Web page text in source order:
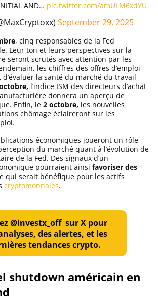
AND… pic.twitter.com/amULM6xdYU
September 29, 2025
, cinq responsables de la Fed
Leur ton et leurs perspectives sur la
seront scrutés avec attention par les
les chiffres des offres d’emploi
d’évaluer la santé du marché du travail
l’indice ISM des directeurs d’achat
donnera un aperçu de
Enfin, le 2 octobre, les nouvelles
chômage éclaireront sur les
économiques joueront un rôle
du marché quant à l’évolution de
de la Fed. Des signaux d’un
pourraient ainsi favoriser des
qui serait bénéfique pour les actifs
cryptomonnaies.
@investx_off sur X pour
des alertes, et les
tendances crypto.
shutdown américain en